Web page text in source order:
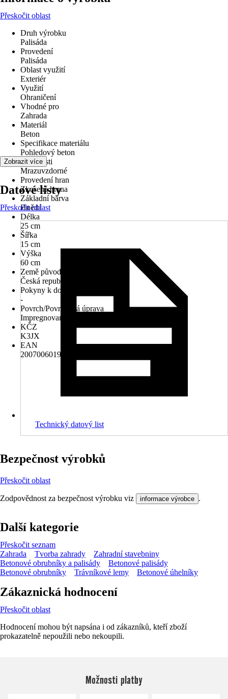
Přeskočit oblast
Druh výrobku
Palisáda
Provedení
Palisáda
Oblast využití
Exteriér
Využití
Ohraničení
Vhodné pro
Zahrada
Materiál
Beton
Specifikace materiálu
Pohledový beton
Vlastnosti
Mrazuvzdorné
Provedení hran
Zkosená hrana
Základní barva
Hnědá
Délka
25 cm
Šířka
15 cm
Výška
60 cm
Země původu
Česká republika
Pokyny k dodání
-
Povrch/Povrchová úprava
Impregnované
KČZ
K3JX
EAN
2007006019928, 8595770804498
Zobrazit více
Datové listy
Přeskočit oblast
Technický datový list
Bezpečnost výrobků
Přeskočit oblast
Zodpovědnost za bezpečnost výrobku viz informace výrobce .
Další kategorie
Přeskočit seznam
Zahrada
Tvorba zahrady
Zahradní stavebniny
Betonové obrubníky a palisády
Betonové palisády
Betonové obrubníky
Trávníkové lemy Betonové úhelníky
Zákaznická hodnocení
Přeskočit oblast
Hodnocení mohou být napsána i od zákazníků, kteří zboží
prokazatelně nepoužili nebo nekoupili.
Možnosti platby